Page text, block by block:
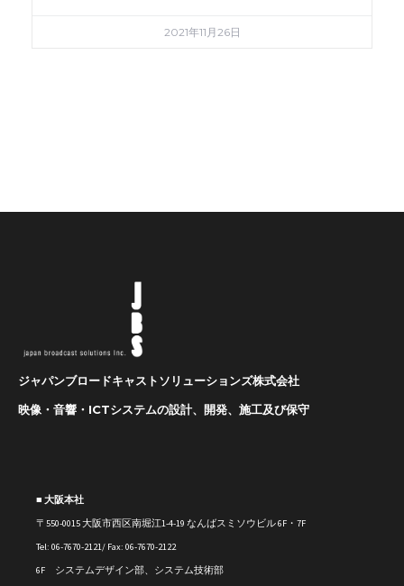
2021年11月26日
ジャパンブロードキャストソリューションズ株式会社
映像・音響・ICTシステムの設計、開発、施工及び保守
■ 大阪本社
〒550-0015 大阪市西区南堀江1-4-19 なんばスミソウビル 6F・7F
Tel: 06-7670-2121/ Fax: 06-7670-2122
6F システムデザイン部、システム技術部